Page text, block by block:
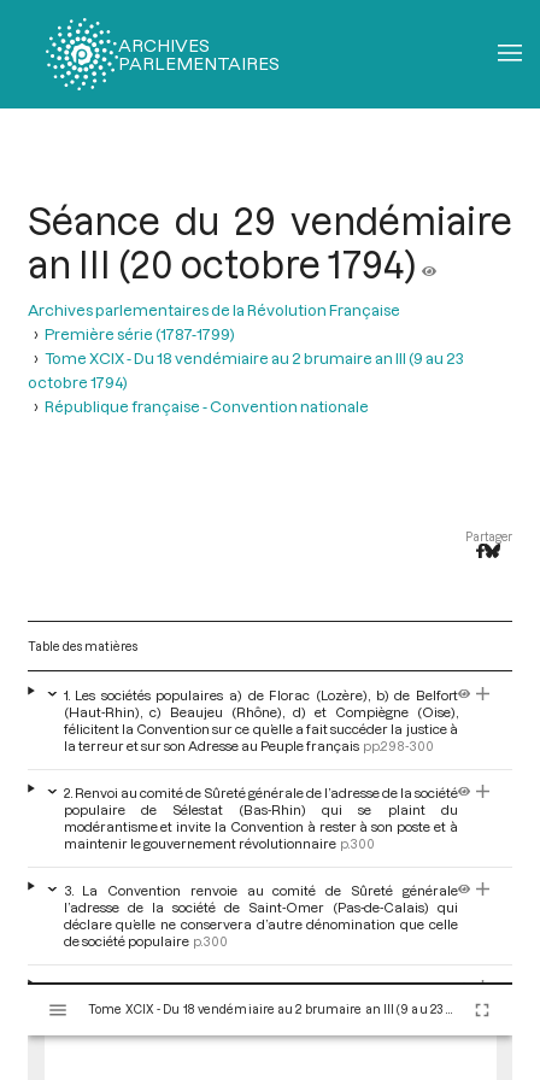
ARCHIVES
PARLEMENTAIRES
Séance du 29 vendémiaire
an III (20 octobre 1794)
Archives parlementaires de la Révolution Française
Première série (1787-1799)
Tome XCIX - Du 18 vendémiaire au 2 brumaire an III (9 au 23
octobre 1794)
République française - Convention nationale
Partager
Table des matières
1. Les sociétés populaires a) de Florac (Lozère), b) de Belfort
(Haut-Rhin), c) Beaujeu (Rhône), d) et Compiègne (Oise),
félicitent la Convention sur ce qu’elle a fait succéder la justice à
la terreur et sur son Adresse au Peuple français pp.298-300
2. Renvoi au comité de Sûreté générale de l’adresse de la société
populaire de Sélestat (Bas-Rhin) qui se plaint du
modérantisme et invite la Convention à rester à son poste et à
maintenir le gouvernement révolutionnaire p.300
3. La Convention renvoie au comité de Sûreté générale
l’adresse de la société de Saint-Omer (Pas-de-Calais) qui
déclare qu’elle ne conservera d’autre dénomination que celle
de société populaire p.300
4. La société populaire de Pierrefitte-sur-Loire (Allier) témoigne
son indignation de l’attentat sur un représentant et invite la
Convention à maintenir le gouvernement
révolutionnaire pp.300-301
s